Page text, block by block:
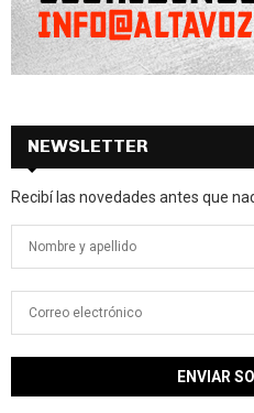
NEWSLETTER
Recibí las novedades antes que